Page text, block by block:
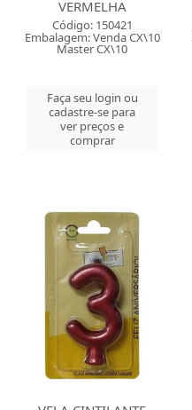
VERMELHA
Código: 150421
Embalagem: Venda CX\10
Master CX\10
Faça seu login ou
cadastre-se para
ver preços e
comprar